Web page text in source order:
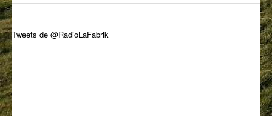
THEME FORCE
Tweets de @RadioLaFabrik